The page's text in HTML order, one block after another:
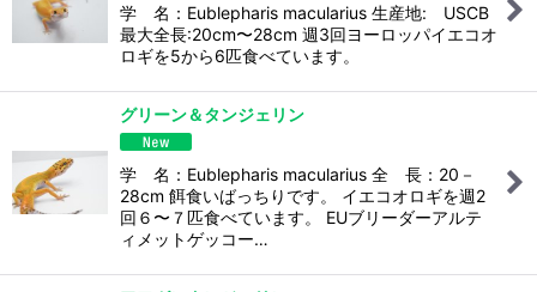
学 名：Eublepharis macularius 生産地: USCB
最大全長:20cm〜28cm 週3回ヨーロッパイエコオ
ロギを5から6匹食べています。
グリーン＆タンジェリン
学 名：Eublepharis macularius 全 長：20－
28cm 餌食いばっちりです。 イエコオロギを週2
回６〜７匹食べています。 EUブリーダーアルテ
ィメットゲッコー…